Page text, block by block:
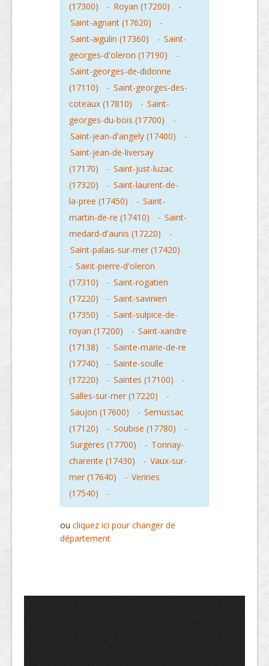
(17300)
- Royan (17200)
-
Saint-agnant (17620)
-
Saint-aigulin (17360)
- Saint-
georges-d'oleron (17190)
-
Saint-georges-de-didonne
(17110)
- Saint-georges-des-
coteaux (17810)
- Saint-
georges-du-bois (17700)
-
Saint-jean-d'angely (17400)
-
Saint-jean-de-liversay
(17170)
- Saint-just-luzac
(17320)
- Saint-laurent-de-
la-pree (17450)
- Saint-
martin-de-re (17410)
- Saint-
medard-d'aunis (17220)
-
Saint-palais-sur-mer (17420)
- Saint-pierre-d'oleron
(17310)
- Saint-rogatien
(17220)
- Saint-savinien
(17350)
- Saint-sulpice-de-
royan (17200)
- Saint-xandre
(17138)
- Sainte-marie-de-re
(17740)
- Sainte-soulle
(17220)
- Saintes (17100)
-
Salles-sur-mer (17220)
-
Saujon (17600)
- Semussac
(17120)
- Soubise (17780)
-
Surgeres (17700)
- Tonnay-
charente (17430)
- Vaux-sur-
mer (17640)
- Verines
(17540)
-
ou cliquez ici pour changer de
département